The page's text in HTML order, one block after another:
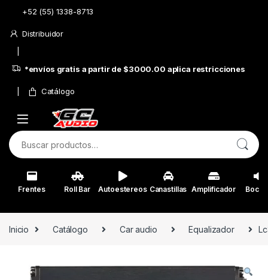
Skip to navigation
Skip to content
+52 (55) 1338-8713
Distribuidor
*envíos gratis a partir de $3000.00 aplica restricciones
Catálogo
Buscar por:
Frentes Roll Bar Autoestereos Canastillas Amplificador
Inicio Catálogo Car audio Equalizador